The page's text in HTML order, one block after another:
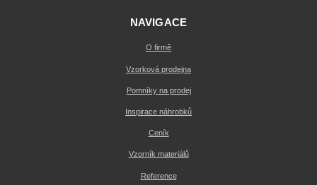
NAVIGACE
O firmě
Vzorková prodejna
Pomníky na prodej
Inspirace náhrobků
Ceník
Vzorník materiálů
Reference